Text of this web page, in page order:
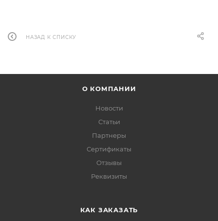
НАЗАД К СПИСКУ
О КОМПАНИИ
Новости
Статьи
Партнеры
Сертификаты
Отзывы
Реквизиты
КАК ЗАКАЗАТЬ